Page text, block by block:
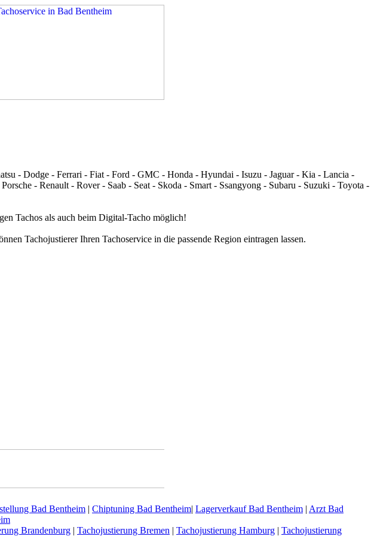
- Dodge - Ferrari - Fiat - Ford - GMC - Honda - Hyundai - Isuzu - Jaguar - Kia - Lancia -
- Renault - Rover - Saab - Seat - Skoda - Smart - Ssangyong - Subaru - Suzuki - Toyota -
Tachos als auch beim Digital-Tacho möglich!
Tachojustierer Ihren Tachoservice in die passende Region eintragen lassen.
Bad Bentheim | Chiptuning Bad Bentheim| Lagerverkauf Bad Bentheim | Arzt Bad
Brandenburg | Tachojustierung Bremen | Tachojustierung Hamburg | Tachojustierung